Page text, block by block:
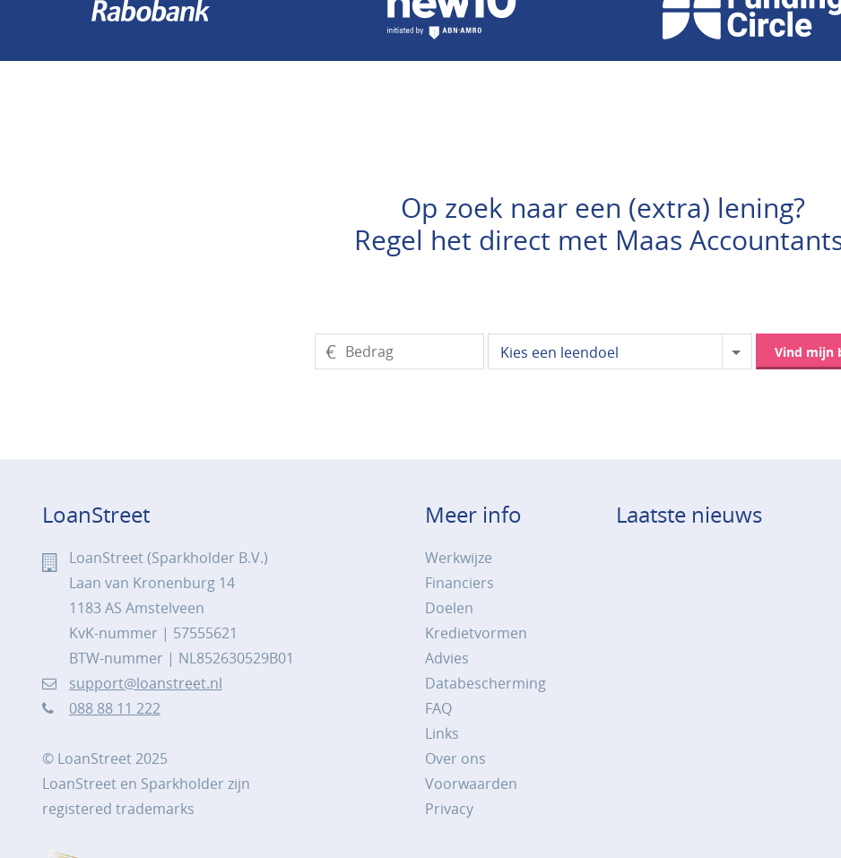
Op zoek naar een (extra) lening?
Regel het direct met Maas
€ Kies een leendoel Vind
LoanStreet
LoanStreet (Sparkholder B.V.)
Laan van Kronenburg 14
1183 AS Amstelveen
KvK-nummer | 57555621
BTW-nummer | NL852630529B01
support@loanstreet.nl
088 88 11 222
© LoanStreet 2025
LoanStreet en Sparkholder zijn
registered trademarks
Meer info
Werkwijze
Financiers
Doelen
Kredietvormen
Advies
Databescherming
FAQ
Links
Over ons
Voorwaarden
Privacy
Laatste nieuws